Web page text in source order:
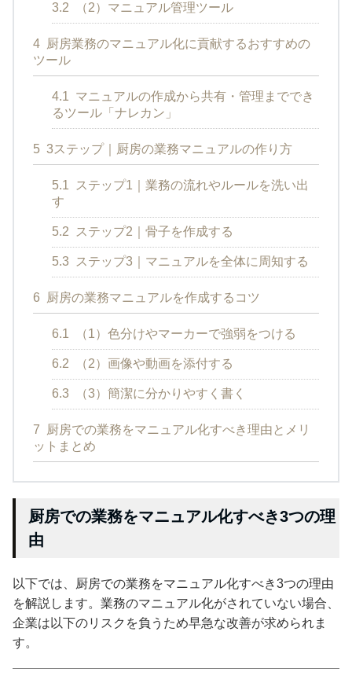
3.2 （2）マニュアル管理ツール
4 厨房業務のマニュアル化に貢献するおすすめの
ツール
4.1 マニュアルの作成から共有・管理まででき
るツール「ナレカン」
5 3ステップ｜厨房の業務マニュアルの作り方
5.1 ステップ1｜業務の流れやルールを洗い出
す
5.2 ステップ2｜骨子を作成する
5.3 ステップ3｜マニュアルを全体に周知する
6 厨房の業務マニュアルを作成するコツ
6.1 （1）色分けやマーカーで強弱をつける
6.2 （2）画像や動画を添付する
6.3 （3）簡潔に分かりやすく書く
7 厨房での業務をマニュアル化すべき理由とメリ
ットまとめ
厨房での業務をマニュアル化すべき3つの理
由
以下では、厨房での業務をマニュアル化すべき3つの理由
を解説します。業務のマニュアル化がされていない場合、
企業は以下のリスクを負うため早急な改善が求められま
す。